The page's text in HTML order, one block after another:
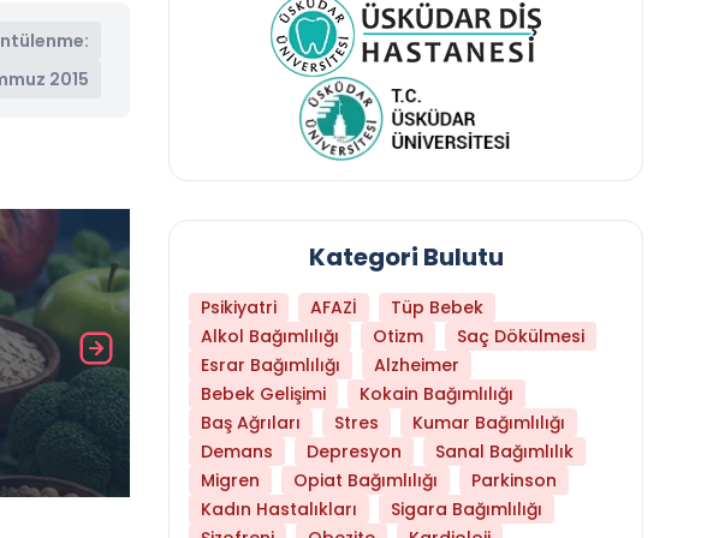
2015
Daha Az Protein Tüketmek Yaşlanmayı
Kategori Bulutu
Psikiyatri AFAZİ
Tüp Bebek
Alkol Bağımlılığı
Otizm
Saç Dökülmesi
Esrar Bağımlılığı
Alzheimer
Bebek Gelişimi
Kokain Bağımlılığı
Baş Ağrıları
Stres
Kumar Bağımlılığı
Demans
Depresyon
Sanal Bağımlılık
Migren
Opiat Bağımlılığı
Parkinson
Kadın Hastalıkları
Sigara Bağımlılığı